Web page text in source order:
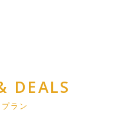
DEALS
ラン